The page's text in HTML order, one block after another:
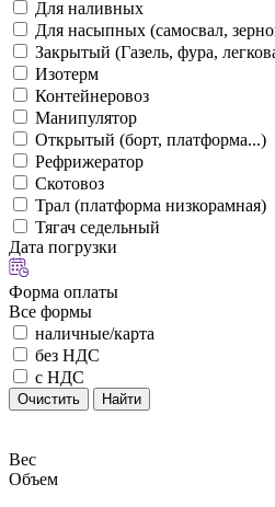
Для наливных
Для насыпных (самосвал,
Закрытый (Газель, фура,
Изотерм
Контейнеровоз
Манипулятор
Открытый (борт, платформа...)
Рефрижератор
Скотовоз
Трал (платформа низкорамная)
Тягач седельный
Дата погрузки
Форма оплаты
Все формы
наличные/карта
без НДС
с НДС
Очистить Найти
Вес
Объем